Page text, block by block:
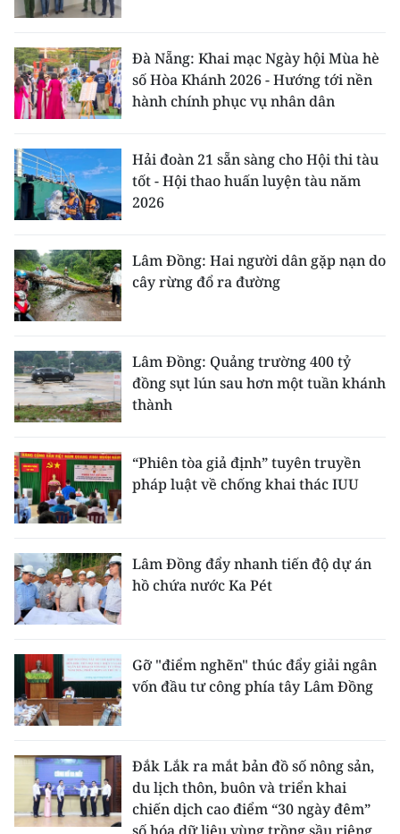
Đà Nẵng: Khai mạc Ngày hội Mùa hè
số Hòa Khánh 2026 - Hướng tới nền
hành chính phục vụ nhân dân
Hải đoàn 21 sẵn sàng cho Hội thi tàu
tốt - Hội thao huấn luyện tàu năm
2026
Lâm Đồng: Hai người dân gặp nạn do
cây rừng đổ ra đường
Lâm Đồng: Quảng trường 400 tỷ
đồng sụt lún sau hơn một tuần khánh
thành
“Phiên tòa giả định” tuyên truyền
pháp luật về chống khai thác IUU
Lâm Đồng đẩy nhanh tiến độ dự án
hồ chứa nước Ka Pét
Gỡ "điểm nghẽn" thúc đẩy giải ngân
vốn đầu tư công phía tây Lâm Đồng
Đắk Lắk ra mắt bản đồ số nông sản,
du lịch thôn, buôn và triển khai
chiến dịch cao điểm “30 ngày đêm”